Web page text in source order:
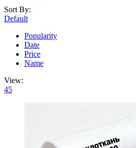
Стеклоткань Т
изделиях;
Стеклоткань ТР
комплексных нитей для
Стеклоткань ЭЗ
производства фольгированных
плат;
Стеклоткань ТСР
Стеклоткани ПСХ
— полотна из
Sort By:
Default
Popularity
Date
Price
Name
View:
45